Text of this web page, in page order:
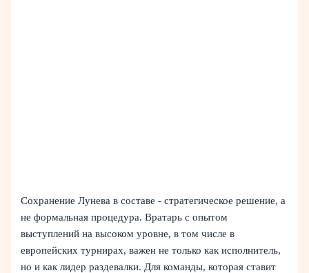
Сохранение Лунева в составе - стратегическое решение, а
не формальная процедура. Вратарь с опытом
выступлений на высоком уровне, в том числе в
европейских турнирах, важен не только как исполнитель,
но и как лидер раздевалки. Для команды, которая ставит